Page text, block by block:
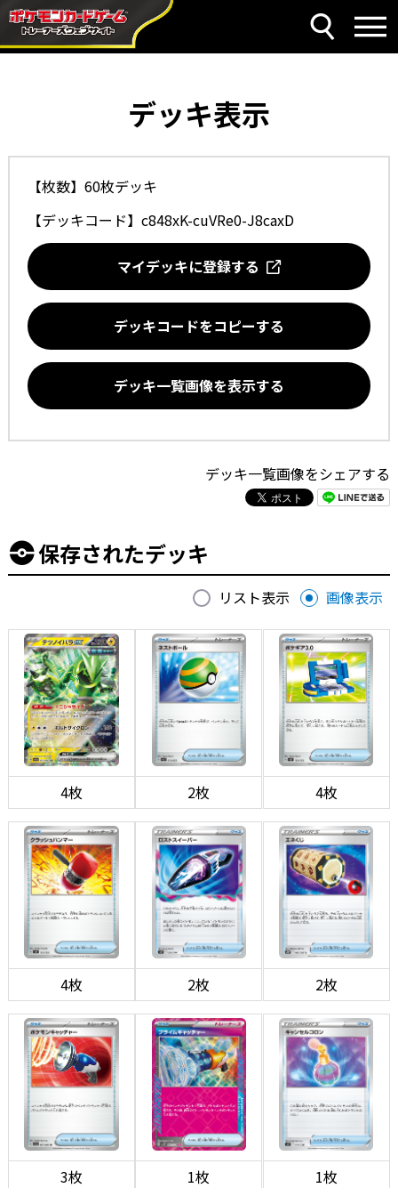
デッキ表示
【枚数】60枚デッキ
【デッキコード】 c848xK-cuVRe0-J8caxD
マイデッキに登録する
デッキコードをコピーする
デッキ一覧画像を表示する
デッキ一覧画像をシェアする
保存されたデッキ
リスト表示 画像表示
4枚 2枚 4枚
4枚 2枚 2枚
3枚 1枚 1枚